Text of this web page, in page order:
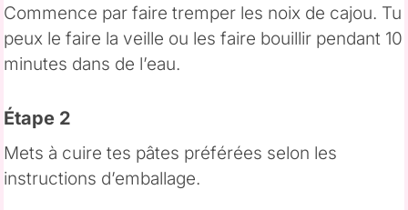
Commence par faire tremper les noix de cajou. Tu
peux le faire la veille ou les faire bouillir pendant 10
minutes dans de l’eau.
Étape 2
Mets à cuire tes pâtes préférées selon les
instructions d’emballage.